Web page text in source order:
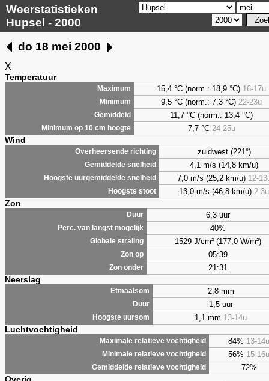
Weerstatistieken
Hupsel - 2000
do 18 mei 2000
X
Temperatuur
Maximum 15,4 °C (norm.: 18,9 °C) 16-17u
Minimum 9,5 °C (norm.: 7,3 °C) 22-23u
Gemiddeld 11,7 °C (norm.: 13,4 °C)
Minimum op 10 cm hoogte 7,7°C 24-25u
Wind
Overheersende richting zuidwest (221°)
Gemiddelde snelheid 4,1 m/s (14,8 km/u)
Hoogste uurgemiddelde snelheid 7,0 m/s (25,2 km/u) 12-
Hoogste stoot 13,0 m/s (46,8 km/u) 2-3u
Zon
Duur 6,3 uur
Perc. van langst mogelijk 40%
Globale straling 1529 J/cm² (177,0 W/m²)
Zon op 05:39
Zon onder 21:31
Neerslag
Etmaalsom 2,8 mm
Duur 1,5 uur
Hoogste uursom 1,1 mm 13-14u
Luchtvochtigheid
Maximale relatieve vochtigheid 84% 13-14u
Minimale relatieve vochtigheid 56% 15-16u
Gemiddelde relatieve vochtigheid 72%
Overig